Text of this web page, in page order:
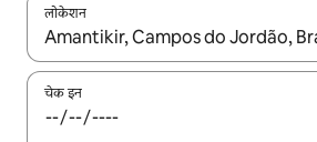
लोकेशन
नतीजों के उपलब्ध होने पर, अप और डाउन 'ऐरो
चेक इन